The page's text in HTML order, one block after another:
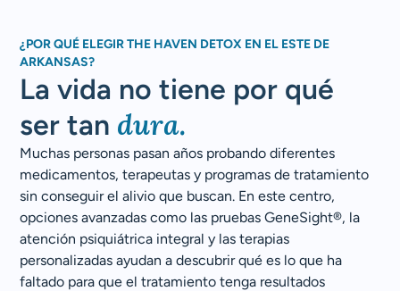
¿POR QUÉ ELEGIR THE HAVEN DETOX EN EL ESTE DE
ARKANSAS?
La vida no tiene por qué
ser tan dura.
Muchas personas pasan años probando diferentes
medicamentos, terapeutas y programas de tratamiento
sin conseguir el alivio que buscan. En este centro,
opciones avanzadas como las pruebas GeneSight®, la
atención psiquiátrica integral y las terapias
personalizadas ayudan a descubrir qué es lo que ha
faltado para que el tratamiento tenga resultados